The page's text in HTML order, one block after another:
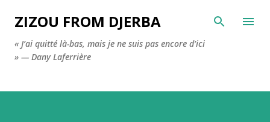
Accéder au contenu principal
ZIZOU FROM DJERBA
« J’ai quitté là-bas, mais je ne suis pas encore d’ici
» — Dany Laferrière